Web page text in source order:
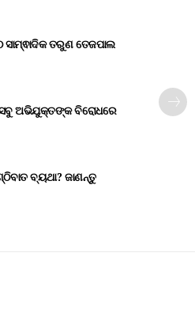
ସାମ୍ଵାଦିକ ତରୁଣ ତେଜପାଲ
ଅଭିଯୁକ୍ତଙ୍କ ବିରୋଧରେ
ବ୍ୟଥା? ଜାଣନ୍ତୁ